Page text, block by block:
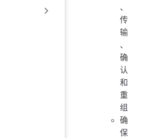
、
传
输
、
确
认
和
重
组
确
保